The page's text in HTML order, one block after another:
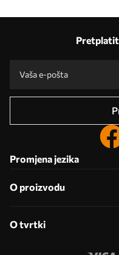
Promjena jezika
O proizvodu
O tvrtki